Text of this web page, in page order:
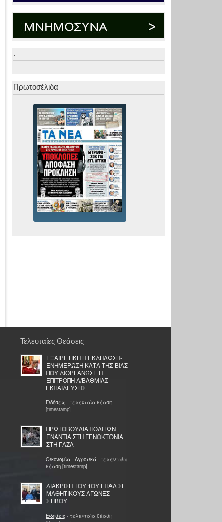
.
.
Πρωτοσέλιδα
Τελευταίες Θεάσεις
ΕΞΑΙΡΕΤΙΚΗ Η ΕΚΔΗΛΩΣΗ-
ΕΝΗΜΕΡΩΣΗ ΚΑΤΑ ΤΗΣ ΒΙΑΣ
ΠΟΥ ΔΙΟΡΓΑΝΩΣΕ Η
ΕΠΙΤΡΟΠΗ Α/ΒΑΘΜΙΑΣ
ΕΚΠΑΙΔΕΥΣΗΣ
Ειδήσεις - τελευταία θέαση
[timestamp]
ΠΡΩΤΟΒΟΥΛΙΑ ΠΟΛΙΤΩΝ
ΕΝΑΝΤΙΑ ΣΤΗ ΓΕΝΟΚΤΟΝΙΑ
ΣΤΗ ΓΑΖΑ
Οικονομία - Αγροτικά - τελευταία
θέαση [timestamp]
ΔΙΑΚΡΙΣΗ ΤΟΥ 1ΟΥ ΕΠΑΛ ΣΕ
ΜΑΘΗΤΙΚΟΥΣ ΑΓΩΝΕΣ
ΣΤΙΒΟΥ
Ειδήσεις - τελευταία θέαση